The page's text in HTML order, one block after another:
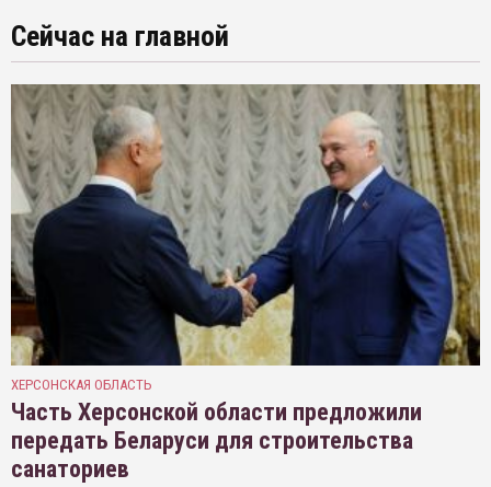
Сейчас на главной
ХЕРСОНСКАЯ ОБЛАСТЬ
Часть Херсонской области предложили
передать Беларуси для строительства
санаториев